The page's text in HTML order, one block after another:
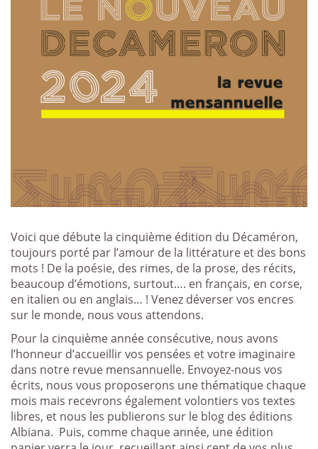
Voici que débute la cinquième édition du Décaméron,
toujours porté par l’amour de la littérature et des bons
mots ! De la poésie, des rimes, de la prose, des récits,
beaucoup d’émotions, surtout…. en français, en corse,
en italien ou en anglais… ! Venez déverser vos encres
sur le monde, nous vous attendons.
Pour la cinquième année consécutive, nous avons
l’honneur d’accueillir vos pensées et votre imaginaire
dans notre revue mensannuelle. Envoyez-nous vos
écrits, nous vous proposerons une thématique chaque
mois mais recevrons également volontiers vos textes
libres, et nous les publierons sur le blog des éditions
Albiana. Puis, comme chaque année, une édition